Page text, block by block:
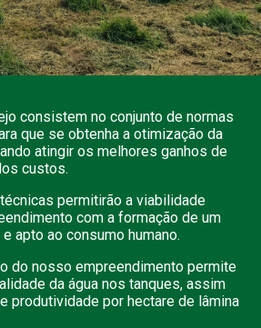
consistem no conjunto de normas
que se obtenha a otimização da
atingir os melhores ganhos de
custos.
permitirão a viabilidade
com a formação de um
apto ao consumo humano.
do nosso empreendimento permite
da água nos tanques, assim
produtividade por hectare de lâmina